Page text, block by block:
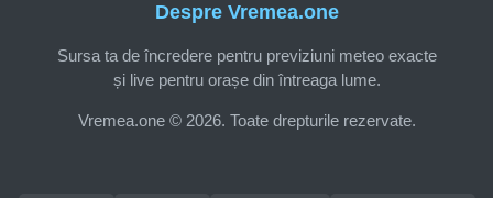
Despre Vremea.one
Sursa ta de încredere pentru previziuni meteo exacte
și live pentru orașe din întreaga lume.
Vremea.one © 2026. Toate drepturile rezervate.